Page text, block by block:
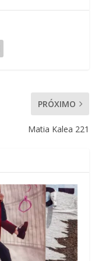
PRÓXIMO
Matia Kalea 221